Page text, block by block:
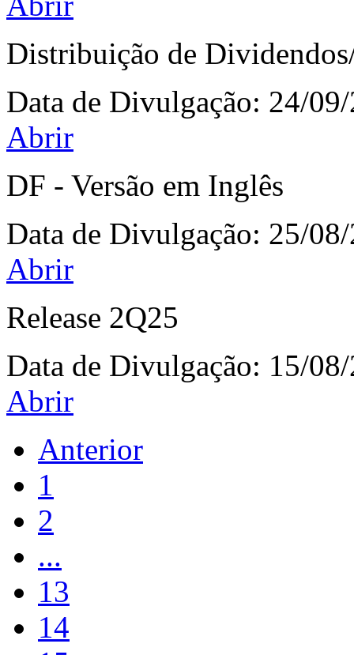
Distribuição de
Data de Divulgação: 24/
Abrir
DF - Versão em Inglês
Data de Divulgação: 25/
Abrir
Release 2Q25
Data de Divulgação: 15/
Abrir
Anterior
1
2
...
13
14